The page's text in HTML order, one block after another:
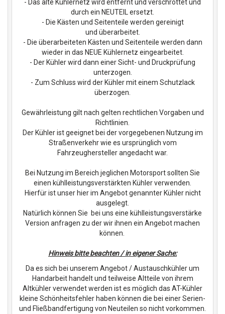
- Das alte Kühlernetz wird entfernt und verschrottet und
durch ein NEUTEIL ersetzt.
- Die Kästen und Seitenteile werden gereinigt
und überarbeitet.
- Die überarbeiteten Kästen und Seitenteile werden dann
wieder in das NEUE Kühlernetz eingearbeitet.
- Der Kühler wird dann einer Sicht- und Druckprüfung
unterzogen.
- Zum Schluss wird der Kühler mit einem Schutzlack
überzogen.
Gewährleistung gilt nach gelten rechtlichen Vorgaben und
Richtlinien.
Der Kühler ist geeignet bei der vorgegebenen Nutzung im
Straßenverkehr wie es ursprünglich vom
Fahrzeughersteller angedacht war.
Bei Nutzung im Bereich jeglichen Motorsport sollten Sie
einen kühlleistungsverstärkten Kühler verwenden.
Hierfür ist unser hier im Angebot genannter Kühler nicht
ausgelegt.
Natürlich können Sie bei uns eine kühlleistungsverstärke
Version anfragen zu der wir ihnen ein Angebot machen
können.
Hinweis bitte beachten / in eigener Sache:
Da es sich bei unserem Angebot / Austauschkühler um
Handarbeit handelt und teilweise Altteile von ihrem
Altkühler verwendet werden ist es möglich das AT-Kühler
kleine Schönheitsfehler haben können die bei einer Serien-
und Fließbandfertigung von Neuteilen so nicht vorkommen.